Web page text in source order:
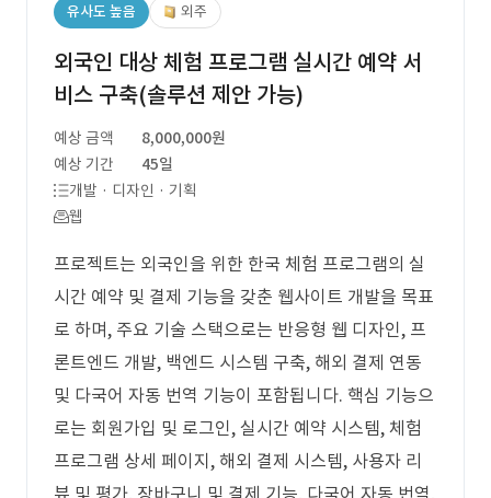
유사도 높음 외주
외국인 대상 체험 프로그램 실시간 예약 서
비스 구축(솔루션 제안 가능)
예상 금액
8,000,000원
예상 기간
45일
개발 · 디자인 · 기획
웹
프로젝트는 외국인을 위한 한국 체험 프로그램의 실
시간 예약 및 결제 기능을 갖춘 웹사이트 개발을 목표
로 하며, 주요 기술 스택으로는 반응형 웹 디자인, 프
론트엔드 개발, 백엔드 시스템 구축, 해외 결제 연동
및 다국어 자동 번역 기능이 포함됩니다. 핵심 기능으
로는 회원가입 및 로그인, 실시간 예약 시스템, 체험
프로그램 상세 페이지, 해외 결제 시스템, 사용자 리
뷰 및 평가, 장바구니 및 결제 기능, 다국어 자동 번역,